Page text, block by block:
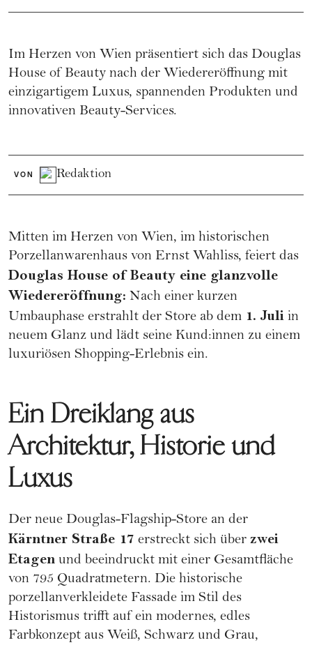
Im Herzen von Wien präsentiert sich das Douglas
House of Beauty nach der Wiedereröffnung mit
einzigartigem Luxus, spannenden Produkten und
innovativen Beauty-Services.
VON Redaktion
Mitten im Herzen von Wien, im historischen
Porzellanwarenhaus von Ernst Wahliss, feiert das
Douglas House of Beauty eine glanzvolle
Wiedereröffnung: Nach einer kurzen
Umbauphase erstrahlt der Store ab dem 1. Juli in
neuem Glanz und lädt seine Kund:innen zu einem
luxuriösen Shopping-Erlebnis ein.
Ein Dreiklang aus
Architektur, Historie und
Luxus
Der neue Douglas-Flagship-Store an der
Kärntner Straße 17 erstreckt sich über zwei
Etagen und beeindruckt mit einer Gesamtfläche
von 795 Quadratmetern. Die historische
porzellanverkleidete Fassade im Stil des
Historismus trifft auf ein modernes, edles
Farbkonzept aus Weiß, Schwarz und Grau,